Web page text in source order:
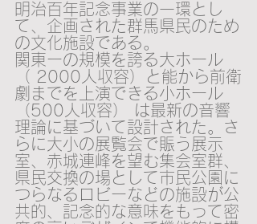
明治百年記念事業の一環とし
て、企画された群馬県民のため
の文化施設である。
関東ーの規模を誇る大ホール
（ 2000人収容）と能から前衛
劇までを上演できる小ホール
（500人収容） は最新の音響
理論に基づいて設計された。さ
らに大小の展覧会で賑う展示
室、赤城連峰を望む集会室群、
県民交換の場として市民公園に
つらなるロビーなどの施設が公
共的、記念的な意味をもって密